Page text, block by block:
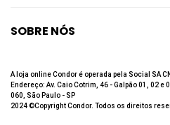
Higiene Bucal
SOBRE NÓS
Fale Conosco
Trabalhe Conosco
Política de privacidade
A loja online Condor é operada pela Social SA
Endereço: Av. Caio Cotrim, 46 - Galpão 01, 02 e
060, São Paulo - SP
2024 ©Copyright Condor. Todos os direitos